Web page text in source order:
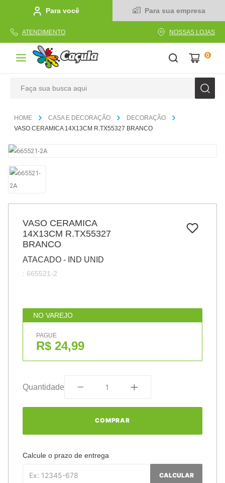
Para você Para sua empresa
ATENDIMENTO NOSSAS LOJAS
0
CASA E DECORAÇÃO
DECORAÇÃO
VASO CERAMICA 14X13CM R.TX55327 BRANCO
VASO CERAMICA
14X13CM R.TX55327
BRANCO
ATACADO - IND UNID
: 665521-2
NO VAREJO
PAGUE
R$ 24,99
Quantidade
COMPRAR
Calcule o prazo de entrega
CALCULAR
1º caderno
2
papel